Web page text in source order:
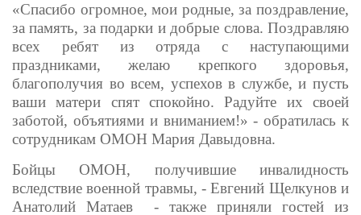
«Спасибо огромное, мои родные, за поздравление,
за память, за подарки и добрые слова. Поздравляю
всех ребят из отряда с наступающими
праздниками, желаю крепкого здоровья,
благополучия во всем, успехов в службе, и пусть
ваши матери спят спокойно. Радуйте их своей
заботой, объятиями и вниманием!» - обратилась к
сотрудникам ОМОН Мария Давыдовна.
Бойцы ОМОН, получившие инвалидность
вследствие военной травмы, - Евгений Щелкунов и
Анатолий Матаев - также приняли гостей из